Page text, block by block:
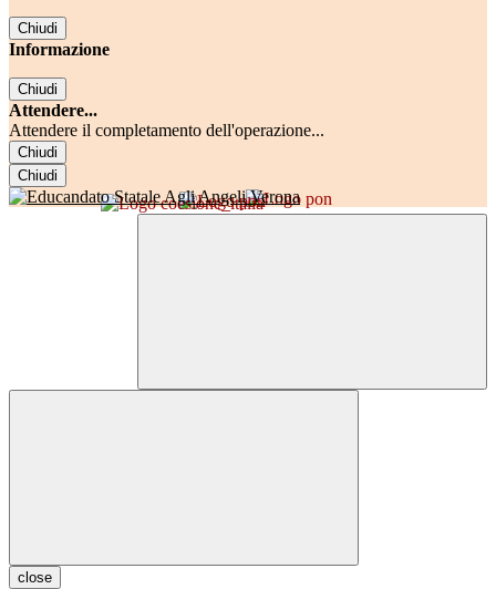
Chiudi
Informazione
Chiudi
Attendere...
Attendere il completamento dell'operazione...
Chiudi
Chiudi
close